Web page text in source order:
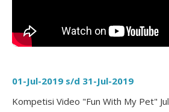
01-Jul-2019 s/d 31-Jul-2019
Kompetisi Video "Fun With My Pet"